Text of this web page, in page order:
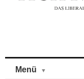
Menü